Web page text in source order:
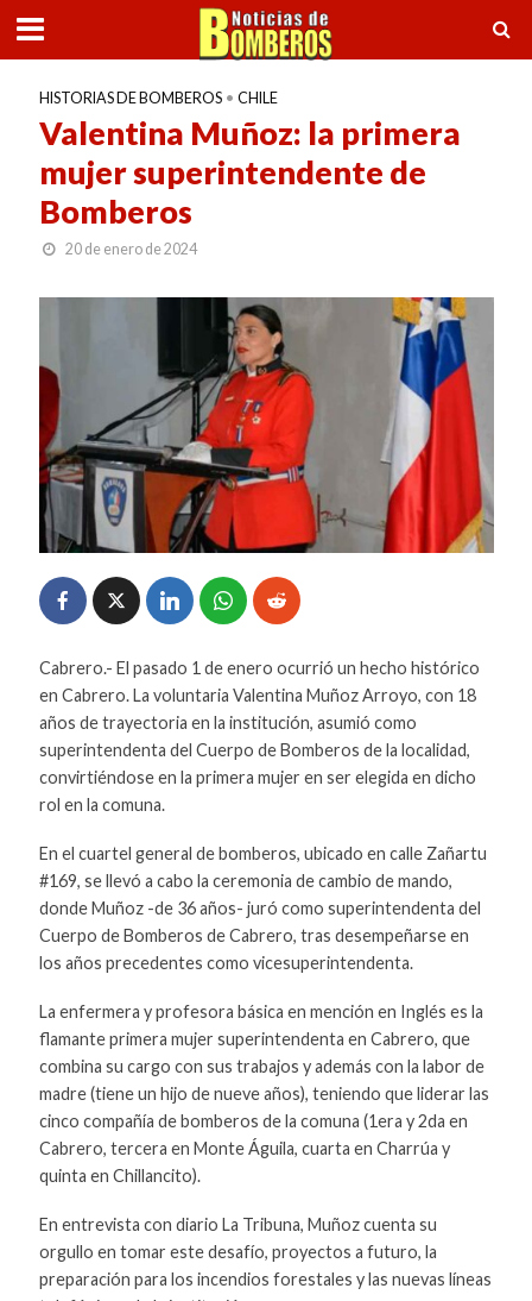
HISTORIAS DE BOMBEROS • CHILE
Valentina Muñoz: la primera
mujer superintendente de
Bomberos
20 de enero de 2024
Cabrero.- El pasado 1 de enero ocurrió un hecho histórico
en Cabrero. La voluntaria Valentina Muñoz Arroyo, con 18
años de trayectoria en la institución, asumió como
superintendenta del Cuerpo de Bomberos de la localidad,
convirtiéndose en la primera mujer en ser elegida en dicho
rol en la comuna.
En el cuartel general de bomberos, ubicado en calle Zañartu
#169, se llevó a cabo la ceremonia de cambio de mando,
donde Muñoz -de 36 años- juró como superintendenta del
Cuerpo de Bomberos de Cabrero, tras desempeñarse en
los años precedentes como vicesuperintendenta.
La enfermera y profesora básica en mención en Inglés es la
flamante primera mujer superintendenta en Cabrero, que
combina su cargo con sus trabajos y además con la labor de
madre (tiene un hijo de nueve años), teniendo que liderar las
cinco compañía de bomberos de la comuna (1era y 2da en
Cabrero, tercera en Monte Águila, cuarta en Charrúa y
quinta en Chillancito).
En entrevista con diario La Tribuna, Muñoz cuenta su
orgullo en tomar este desafío, proyectos a futuro, la
preparación para los incendios forestales y las nuevas líneas